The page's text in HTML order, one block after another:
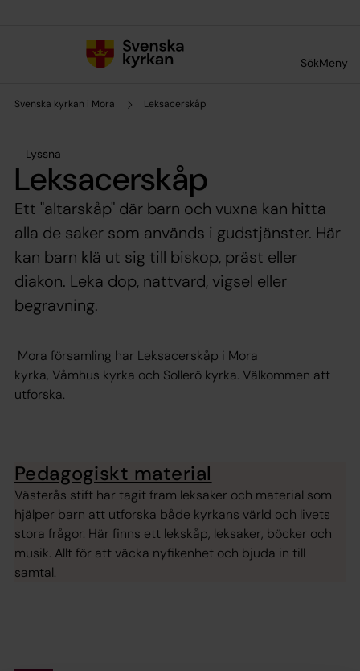
SökMeny
Svenska kyrkan i Mora Leksacerskåp
Lyssna
Leksacerskåp
Ett "altarskåp" där barn och vuxna kan hitta
alla de saker som används i gudstjänster. Här
kan barn klä ut sig till biskop, präst eller
diakon. Leka dop, nattvard, vigsel eller
begravning.
Mora församling har Leksacerskåp i Mora
kyrka, Våmhus kyrka och Sollerö kyrka. Välkommen att
utforska.
Pedagogiskt material
Västerås stift har tagit fram leksaker och material som
hjälper barn att utforska både kyrkans värld och livets
stora frågor. Här finns ett lekskåp, leksaker, böcker och
musik. Allt för att väcka nyfikenhet och bjuda in till
samtal.